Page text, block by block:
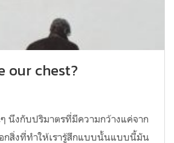
our chest?
นึงกับปริมาตรที่มีความกว้างแค่จาก
กสิ่งที่ทำให้เรารู้สึกแบบนั้นแบบนี้มัน